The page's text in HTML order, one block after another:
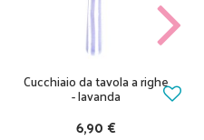
Cucchiaio da tavola a righe
- lavanda
6,90 €